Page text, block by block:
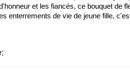
et les fiancés, ce bouquet de
enterrements de vie de jeune fille,